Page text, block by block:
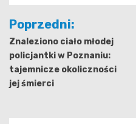
Nawigacja
wpisu
Poprzedni:
Znaleziono ciało młodej
policjantki w Poznaniu:
tajemnicze okoliczności
jej śmierci